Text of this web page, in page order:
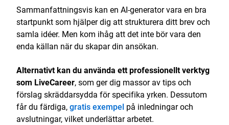
Sammanfattningsvis kan en AI-generator vara en bra
startpunkt som hjälper dig att strukturera ditt brev och
samla idéer. Men kom ihåg att det inte bör vara den
enda källan när du skapar din ansökan.
Alternativt kan du använda ett professionellt verktyg
som LiveCareer, som ger dig massor av tips och
förslag skräddarsydda för specifika yrken. Dessutom
får du färdiga,gratis exempel på inledningar och
avslutningar, vilket underlättar arbetet.